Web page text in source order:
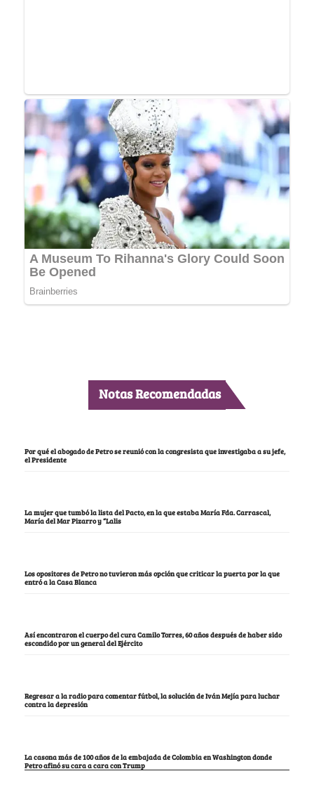
Notas Recomendadas
Por qué el abogado de Petro se reunió con la congresista que investigaba a su jefe,
el Presidente
La mujer que tumbó la lista del Pacto, en la que estaba María Fda. Carrascal,
María del Mar Pizarro y “Lalis
Los opositores de Petro no tuvieron más opción que criticar la puerta por la que
entró a la Casa Blanca
Así encontraron el cuerpo del cura Camilo Torres, 60 años después de haber sido
escondido por un general del Ejército
Regresar a la radio para comentar fútbol, la solución de Iván Mejía para luchar
contra la depresión
La casona más de 100 años de la embajada de Colombia en Washington donde
Petro afinó su cara a cara con Trump